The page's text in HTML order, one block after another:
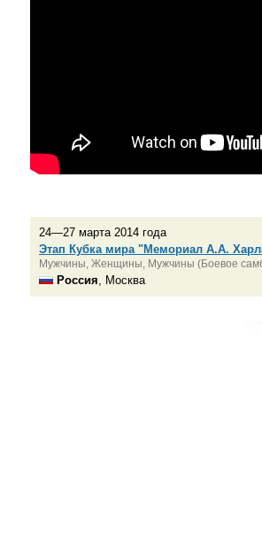
24—27 марта 2014 года
Этап Кубка мира "Мемориал А.А.
Мужчины, Женщины, Мужчины (Боевое
Россия , Москва